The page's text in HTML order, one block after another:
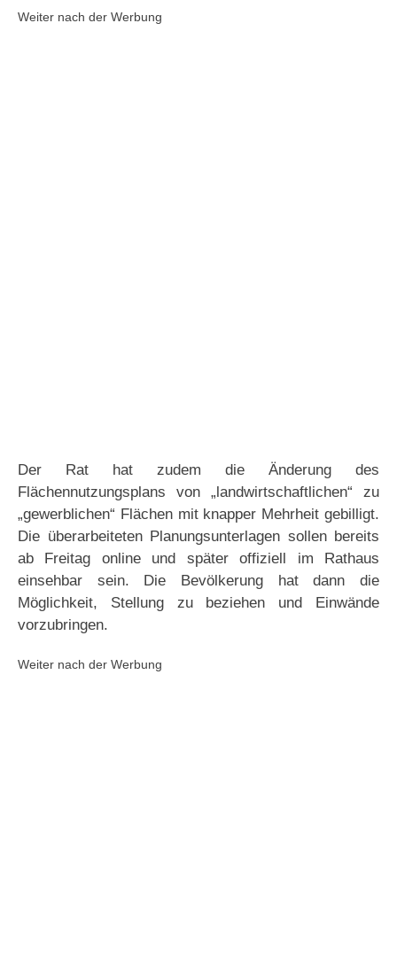
Weiter nach der Werbung
Der Rat hat zudem die Änderung des
Flächennutzungsplans von „landwirtschaftlichen“ zu
„gewerblichen“ Flächen mit knapper Mehrheit gebilligt.
Die überarbeiteten Planungsunterlagen sollen bereits
ab Freitag online und später offiziell im Rathaus
einsehbar sein. Die Bevölkerung hat dann die
Möglichkeit, Stellung zu beziehen und Einwände
vorzubringen.
Weiter nach der Werbung